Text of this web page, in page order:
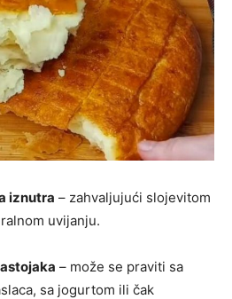
iznutra – zahvaljujući slojevitom
uvijanju.
– može se praviti sa
sa jogurtom ili čak